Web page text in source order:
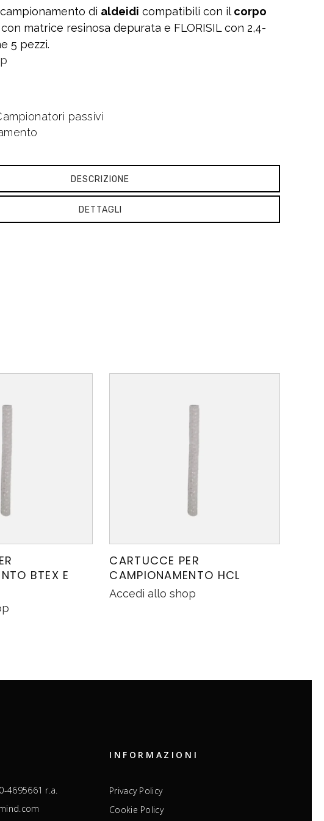
di aldeidi compatibili con il corpo
con matrice resinosa depurata e FLORISIL con 2,4-
5 pezzi.
passivi
DESCRIZIONE
DETTAGLI
BTEX E
CARTUCCE PER
CAMPIONAMENTO HCL
Accedi allo shop
4695661 r.a.
INFORMAZIONI
Privacy Policy
Cookie Policy